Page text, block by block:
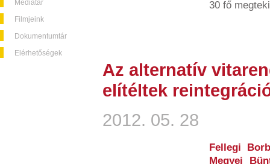
Médiatár
Filmjeink
Dokumentumtár
Elérhetőségek
30 fő
Az alternatív
elítéltek
2012. 05. 28
Fellegi
Megyei